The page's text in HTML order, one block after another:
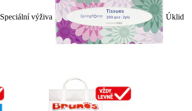
Speciální výživa Úklid